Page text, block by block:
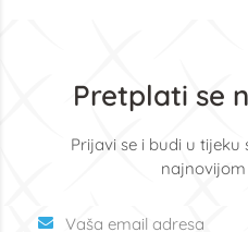
Pretplati se
Prijavi se i budi u